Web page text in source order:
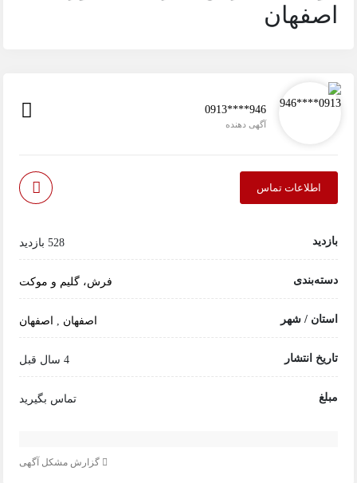
اصفهان
0913****946
آگهی دهنده
اطلاعات تماس
بازدید 528 بازدید
دسته‌بندی فرش، گلیم و موکت
استان / شهر اصفهان اصفهان
تاریخ انتشار 4 سال قبل
مبلغ تماس بگیرید
گزارش مشکل آگهی